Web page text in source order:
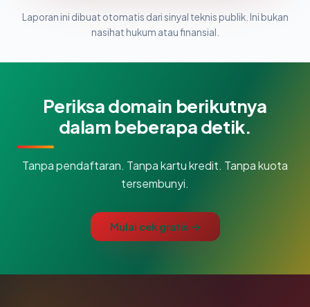
Laporan ini dibuat otomatis dari sinyal teknis publik. Ini bukan
nasihat hukum atau finansial.
Periksa domain berikutnya
dalam beberapa detik.
Tanpa pendaftaran. Tanpa kartu kredit. Tanpa kuota
tersembunyi.
Mulai cek gratis →